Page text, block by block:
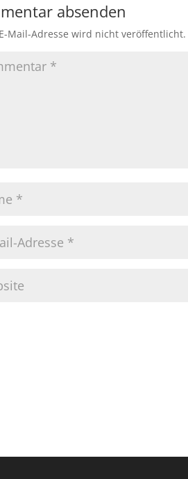
absenden
Mail-Adresse wird nicht veröffentlicht.